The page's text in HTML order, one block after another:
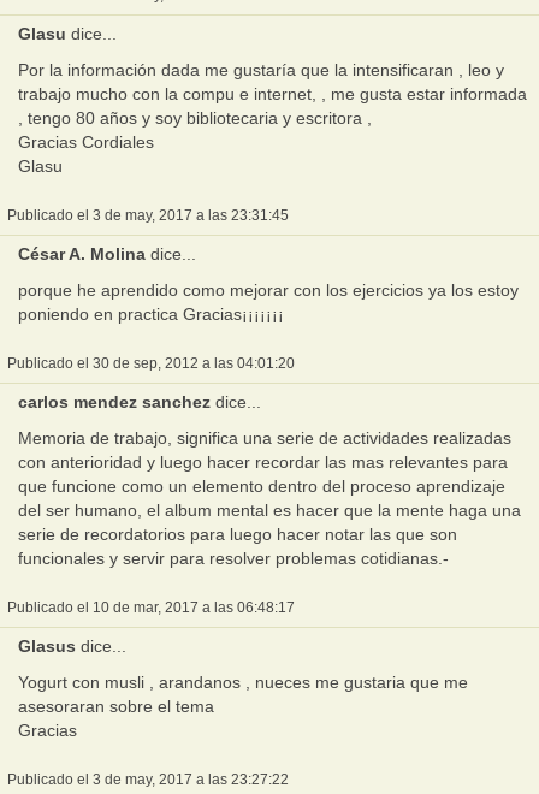
Glasu dice...
Por la información dada me gustaría que la intensificaran , leo y
trabajo mucho con la compu e internet, , me gusta estar informada
, tengo 80 años y soy bibliotecaria y escritora ,
Gracias Cordiales
Glasu
Publicado el 3 de may, 2017 a las 23:31:45
César A. Molina dice...
porque he aprendido como mejorar con los ejercicios ya los estoy
poniendo en practica Gracias¡¡¡¡¡¡¡
Publicado el 30 de sep, 2012 a las 04:01:20
carlos mendez sanchez dice...
Memoria de trabajo, significa una serie de actividades realizadas
con anterioridad y luego hacer recordar las mas relevantes para
que funcione como un elemento dentro del proceso aprendizaje
del ser humano, el album mental es hacer que la mente haga una
serie de recordatorios para luego hacer notar las que son
funcionales y servir para resolver problemas cotidianas.-
Publicado el 10 de mar, 2017 a las 06:48:17
Glasus dice...
Yogurt con musli , arandanos , nueces me gustaria que me
asesoraran sobre el tema
Gracias
Publicado el 3 de may, 2017 a las 23:27:22